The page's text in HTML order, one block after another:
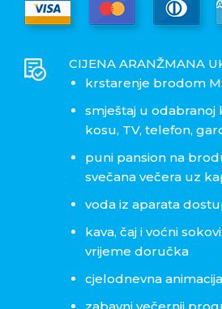
CIJENA ARANŽMANA
krstarenje brodom
smještaj u odabranoj
kosu, TV, telefon,
puni pansion na
svečana večera uz
voda iz aparata
kava, čaj i voćni
vrijeme doručka
cjelodnevna animacija